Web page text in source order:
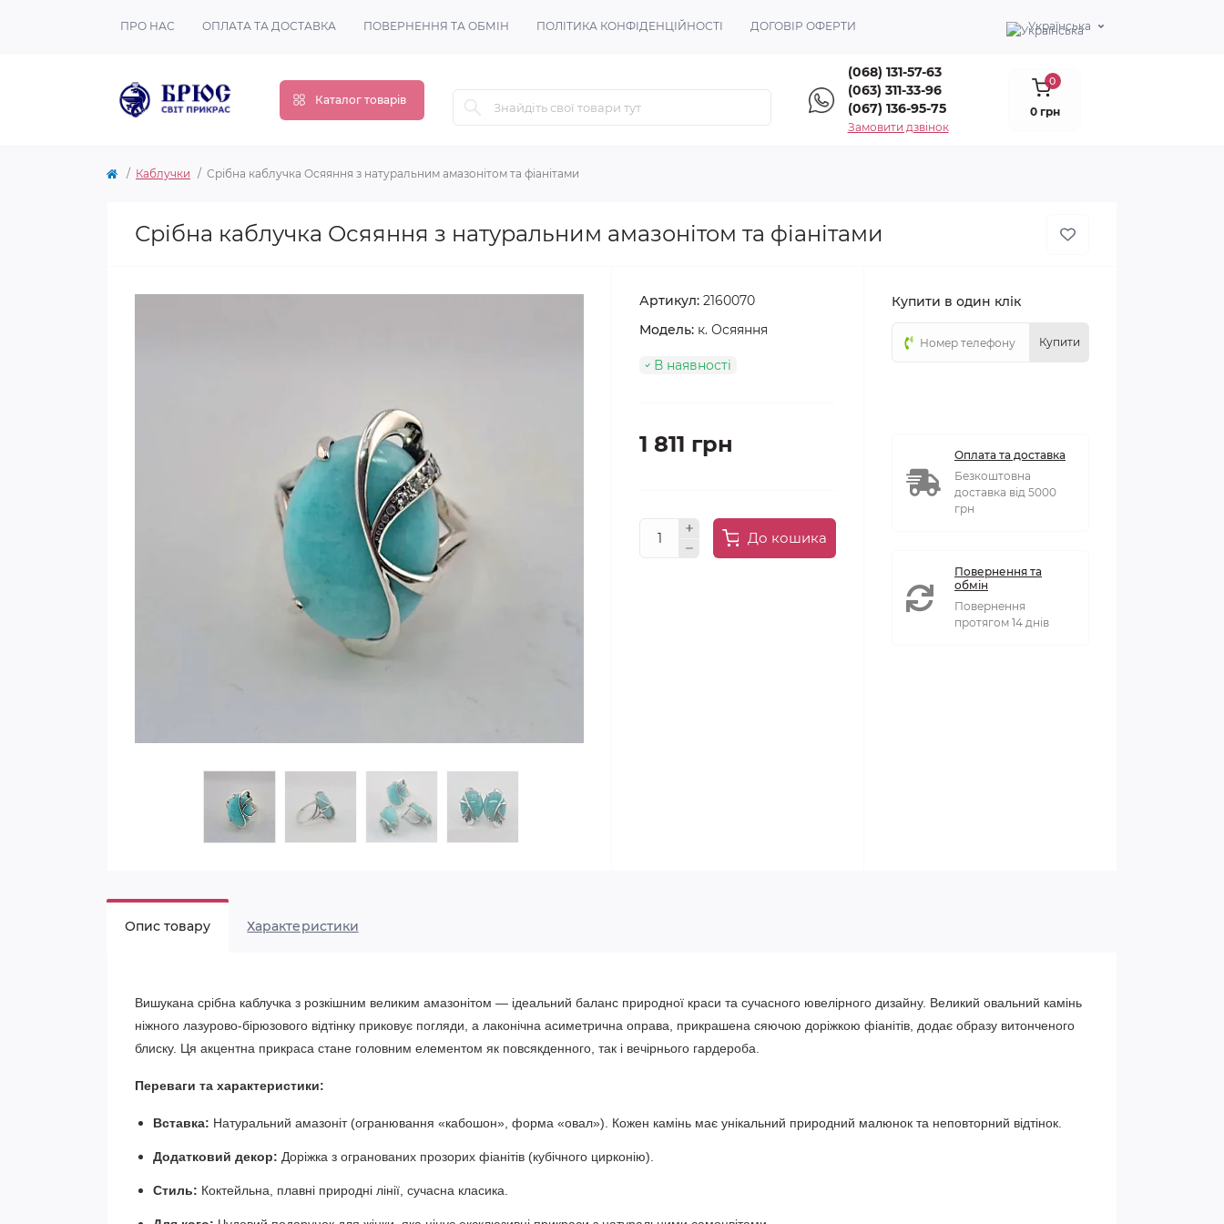
ПРО НАС ОПЛАТА ТА ДОСТАВКА ПОВЕРНЕННЯ ТА ОБМІН ПОЛІТИКА КОНФІДЕНЦІЙНОСТІ ДОГОВІР ОФЕРТИ Українська
Каталог товарів
(068) 131-57-63
(063) 311-33-96
(067) 136-95-75
Замовити дзвінок
0
0 грн
Каблучки Срібна каблучка Осяяння з натуральним амазонітом та фіанітами
Срібна каблучка Осяяння з натуральним амазонітом та фіанітами
Артикул: 2160070
Модель: к. Осяяння
В наявності
1 811 грн
До кошика
Купити в один клік
Купити
Оплата та доставка
Безкоштовна
доставка від 5000
грн
Повернення та
обмін
Повернення
протягом 14 днів
Опис товару Характеристики
Вишукана срібна каблучка з розкішним великим амазонітом — ідеальний баланс природної краси та сучасного ювелірного дизайну. Великий овальний камінь
ніжного лазурово-бірюзового відтінку приковує погляди, а лаконічна асиметрична оправа, прикрашена сяючою доріжкою фіанітів, додає образу витонченого
блиску. Ця акцентна прикраса стане головним елементом як повсякденного, так і вечірнього гардероба.
Переваги та характеристики:
Вставка: Натуральний амазоніт (огранювання «кабошон», форма «овал»). Кожен камінь має унікальний природний малюнок та неповторний відтінок.
Додатковий декор: Доріжка з огранованих прозорих фіанітів (кубічного цирконію).
Стиль: Коктейльна, плавні природні лінії, сучасна класика.